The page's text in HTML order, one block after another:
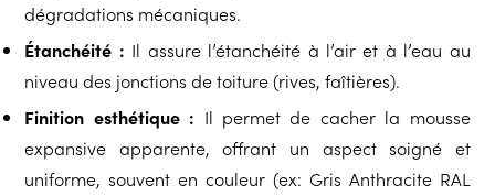
dégradations mécaniques.
Étanchéité : Il assure l’étanchéité à l’air et à l’eau au
niveau des jonctions de toiture (rives, faîtières).
Finition esthétique : Il permet de cacher la mousse
expansive apparente, offrant un aspect soigné et
uniforme, souvent en couleur (ex: Gris Anthracite RAL